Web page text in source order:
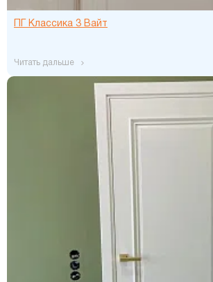
ПГ Классика 3 Вайт
читать дальше